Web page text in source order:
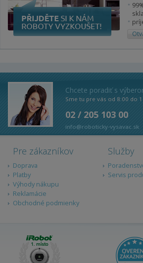
Chcete poradiť s
Sme tu pre vás od 8:00 do
02 / 205 103 00
info@roboticky-vysavac.sk
Pre zákazníkov
Doprava
Platby
Výhody nákupu
Reklamácie
Obchodné podmienky
Služby
Servis